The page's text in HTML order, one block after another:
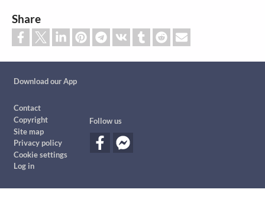
Share
Download our App
Footer
Contact
Copyright
Site map
Privacy policy
Cookie settings
Log in
Follow us